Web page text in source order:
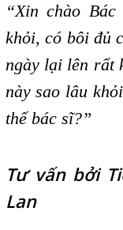
“Xin chào
khỏi, có bôi đủ
ngày lại lên rất
này sao lâu
thế bác sĩ?”
Tư vấn bởi
Lan